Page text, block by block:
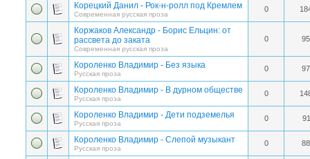
Корецкий Данил - Рок-н-ролл под Кремлем
Современная русская проза
0
Коржаков Александр - Борис Ельцин: от
рассвета до заката
Современная русская проза
0
Короленко Владимир - Без языка
Русская проза
0
Короленко Владимир - В дурном обществе
Русская проза
0
Короленко Владимир - Дети подземелья
Русская проза
0
Короленко Владимир - Слепой музыкант
Русская проза
0